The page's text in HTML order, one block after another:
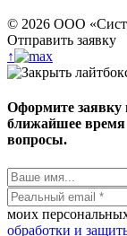
© 2026 ООО
Отправить заявку
↑
Оформите заявку
ближайшее время
вопросы.
моих
обработки и